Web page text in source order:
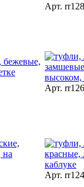
Арт.
Арт.
Арт.